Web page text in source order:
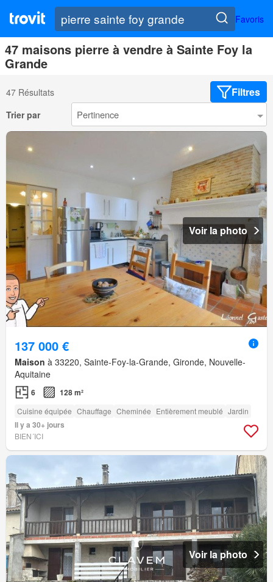
Favoris
47 maisons pierre à vendre à Sainte Foy la
Grande
47 Résultats Filtres
Trier par
Voir la photo
137 000 €
Maison à 33220, Sainte-Foy-la-Grande, Gironde, Nouvelle-
Aquitaine
6 128 m²
Cuisine équipée Chauffage Cheminée Entièrement meublé Jardin
Il y a 30+ jours
BIEN´ICI
Voir la photo